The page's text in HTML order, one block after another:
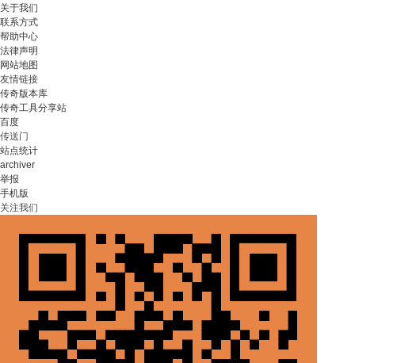
关于我们
联系方式
帮助中心
法律声明
网站地图
友情链接
传奇版本库
传奇工具分享站
百度
传送门
站点统计
archiver
举报
手机版
关注我们